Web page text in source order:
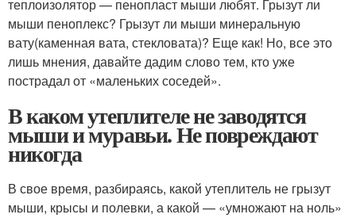
теплоизолятор — пенопласт мыши любят. Грызут ли
мыши пеноплекс? Грызут ли мыши минеральную
вату(каменная вата, стекловата)? Еще как! Но, все это
лишь мнения, давайте дадим слово тем, кто уже
пострадал от «маленьких соседей».
В каком утеплителе не заводятся
мыши и муравьи. Не повреждают
никогда
В свое время, разбираясь, какой утеплитель не грызут
мыши, крысы и полевки, а какой — «умножают на ноль»